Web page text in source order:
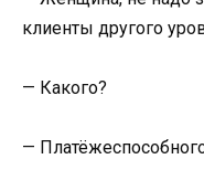
клиенты другого
— Какого?
—